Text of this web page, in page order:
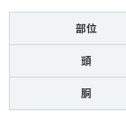
部位
頭
胴